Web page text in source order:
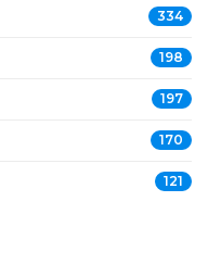
334
198
197
170
121